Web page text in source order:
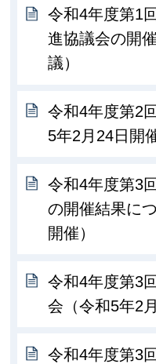
令和4年度第1
進協議会の開
議）
令和4年度第2
5年2月24日開
令和4年度第3
の開催結果に
開催）
令和4年度第3
会（令和5年2
令和4年度第3